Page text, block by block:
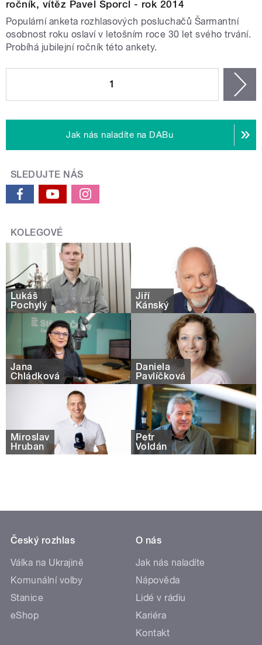
ročník, vítěz Pavel Šporcl - rok 2014
Populární anketa rozhlasových posluchačů Šarmantní
osobnost roku oslaví v letošním roce 30 let svého trvání.
Probíhá jubilejní ročník této ankety.
1
Jak nás naladíte na DABu
SLEDUJTE NÁS
KOLEGOVÉ
Lukáš
Pochylý
Jiří
Kánský
Jana
Chládková
Daniela
Pavlíčková
Miroslav
Hruban
Petr
Voldán
Český rozhlas
Válka na Ukrajině
Komunální volby
Stanice
eShop
O nás
Jak nás naladíte
Nápověda
Lidé v rádiu
Kariéra
Kontakt